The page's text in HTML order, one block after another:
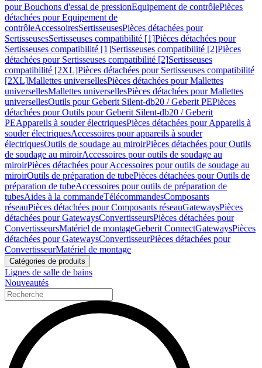
pour Bouchons d'essai de pressionEquipement de contrôlePièces
détachées pour Equipement de
contrôleAccessoiresSertisseusesPièces détachées pour
SertisseusesSertisseuses compatibilité [1]Pièces détachées pour
Sertisseuses compatibilité [1]Sertisseuses compatibilité [2]Pièces
détachées pour Sertisseuses compatibilité [2]Sertisseuses
compatibilité [2XL]Pièces détachées pour Sertisseuses compatibilité
[2XL]Mallettes universellesPièces détachées pour Mallettes
universellesMallettes universellesPièces détachées pour Mallettes
universellesOutils pour Geberit Silent-db20 / Geberit PEPièces
détachées pour Outils pour Geberit Silent-db20 / Geberit
PEAppareils à souder électriquesPièces détachées pour Appareils à
souder électriquesAccessoires pour appareils à souder
électriquesOutils de soudage au miroirPièces détachées pour Outils
de soudage au miroirAccessoires pour outils de soudage au
miroirPièces détachées pour Accessoires pour outils de soudage au
miroirOutils de préparation de tubePièces détachées pour Outils de
préparation de tubeAccessoires pour outils de préparation de
tubesAides à la commandeTélécommandesComposants
réseauPièces détachées pour Composants réseauGatewaysPièces
détachées pour GatewaysConvertisseursPièces détachées pour
ConvertisseursMatériel de montageGeberit ConnectGatewaysPièces
détachées pour GatewaysConvertisseurPièces détachées pour
ConvertisseurMatériel de montage
Catégories de produits
Lignes de salle de bains
Nouveautés